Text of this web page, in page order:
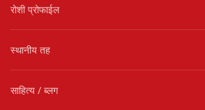
रोशी प्रोफाईल
स्थानीय तह
साहित्य / ब्लग